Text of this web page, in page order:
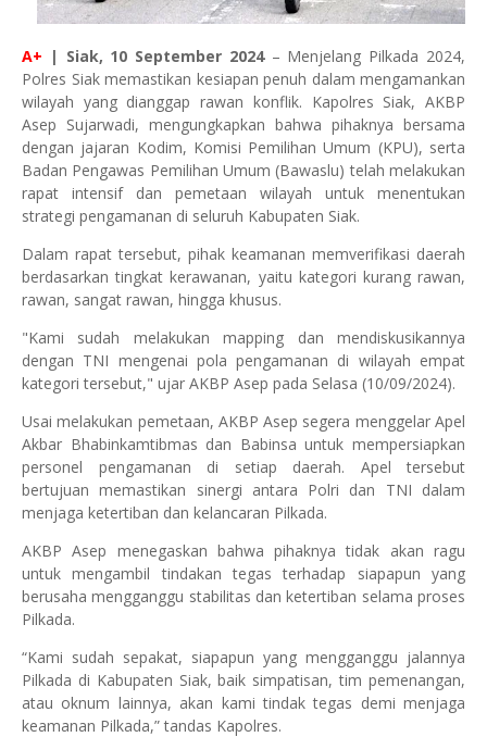
A+ | Siak, 10 September 2024– Menjelang Pilkada 2024,
Polres Siak memastikan kesiapan penuh dalam mengamankan
wilayah yang dianggap rawan konflik. Kapolres Siak, AKBP
Asep Sujarwadi, mengungkapkan bahwa pihaknya bersama
dengan jajaran Kodim, Komisi Pemilihan Umum (KPU), serta
Badan Pengawas Pemilihan Umum (Bawaslu) telah melakukan
rapat intensif dan pemetaan wilayah untuk menentukan
strategi pengamanan di seluruh Kabupaten Siak.
Dalam rapat tersebut, pihak keamanan memverifikasi daerah
berdasarkan tingkat kerawanan, yaitu kategori kurang rawan,
rawan, sangat rawan, hingga khusus.
"Kami sudah melakukan mapping dan mendiskusikannya
dengan TNI mengenai pola pengamanan di wilayah empat
kategori tersebut," ujar AKBP Asep pada Selasa (10/09/2024).
Usai melakukan pemetaan, AKBP Asep segera menggelar Apel
Akbar Bhabinkamtibmas dan Babinsa untuk mempersiapkan
personel pengamanan di setiap daerah. Apel tersebut
bertujuan memastikan sinergi antara Polri dan TNI dalam
menjaga ketertiban dan kelancaran Pilkada.
AKBP Asep menegaskan bahwa pihaknya tidak akan ragu
untuk mengambil tindakan tegas terhadap siapapun yang
berusaha mengganggu stabilitas dan ketertiban selama proses
Pilkada.
“Kami sudah sepakat, siapapun yang mengganggu jalannya
Pilkada di Kabupaten Siak, baik simpatisan, tim pemenangan,
atau oknum lainnya, akan kami tindak tegas demi menjaga
keamanan Pilkada,” tandas Kapolres.